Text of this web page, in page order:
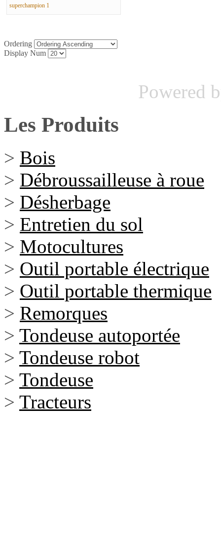
superchampion 1
Ordering
Display Num
Powered
Les Produits
> Bois
> Débroussailleuse à roue
> Désherbage
> Entretien du sol
> Motocultures
> Outil portable électrique
> Outil portable thermique
> Remorques
> Tondeuse autoportée
> Tondeuse robot
> Tondeuse
> Tracteurs